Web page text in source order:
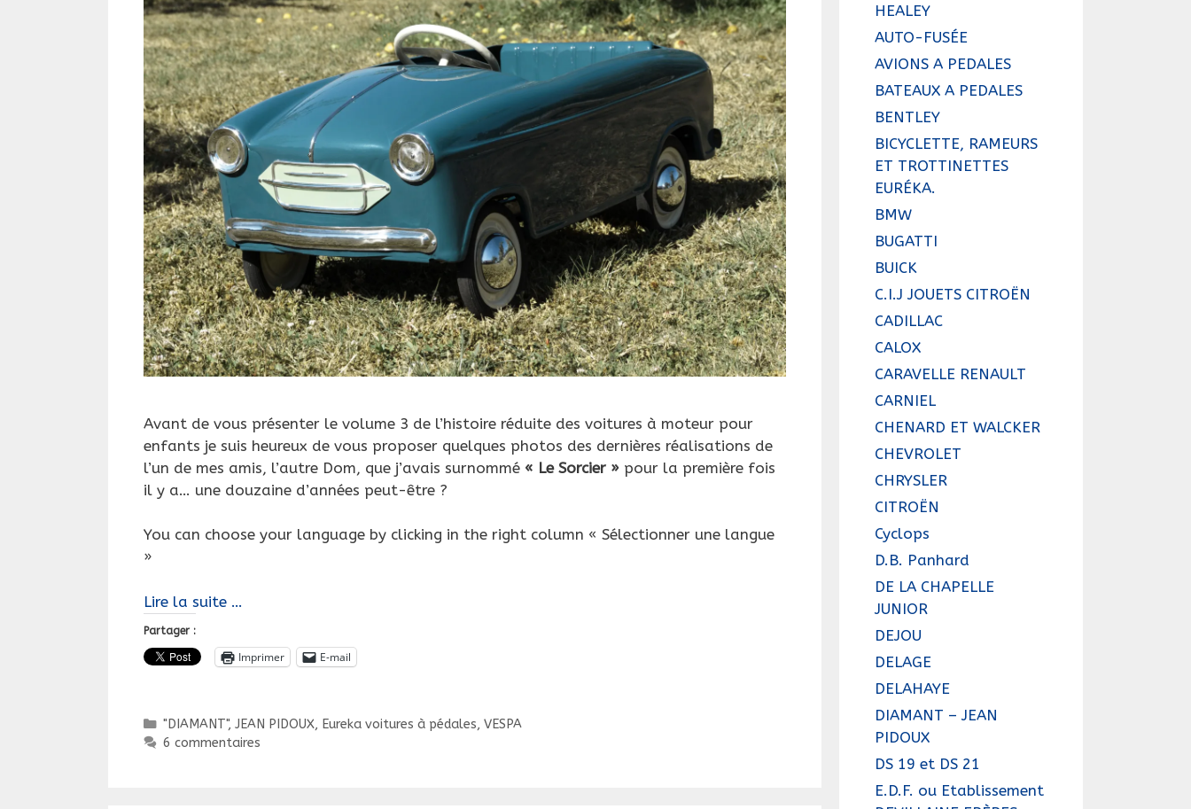
Avant de vous présenter le volume 3 de l’histoire réduite des voitures à moteur pour
enfants je suis heureux de vous proposer quelques photos des dernières réalisations de
l’un de mes amis, l’autre Dom, que j’avais surnommé « Le Sorcier » pour la première fois
il y a… une douzaine d’années peut-être ?
You can choose your language by clicking in the right column « Sélectionner une langue
»
Lire la suite …
Sorcier
retrouve
Partager :
Imprimer E-mail
Catégories
"DIAMANT", JEAN PIDOUX, Eureka voitures à pédales, VESPA
6 commentaires
HEALEY
AUTO-FUSÉE
AVIONS A PEDALES
BATEAUX A PEDALES
BENTLEY
BICYCLETTE, RAMEURS
ET TROTTINETTES
EURÉKA.
BMW
BUGATTI
BUICK
C.I.J JOUETS CITROËN
CADILLAC
CALOX
CARAVELLE RENAULT
CARNIEL
CHENARD ET WALCKER
CHEVROLET
CHRYSLER
CITROËN
Cyclops
D.B. Panhard
DE LA CHAPELLE
JUNIOR
DEJOU
DELAGE
DELAHAYE
DIAMANT – JEAN
PIDOUX
DS 19 et DS 21
E.D.F. ou Etablissement